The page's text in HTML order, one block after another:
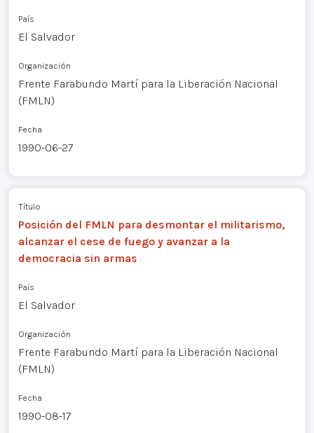
País
El Salvador
Organización
Frente Farabundo Martí para la Liberación Nacional
(FMLN)
Fecha
1990-06-27
Título
Posición del FMLN para desmontar el militarismo,
alcanzar el cese de fuego y avanzar a la
democracia sin armas
País
El Salvador
Organización
Frente Farabundo Martí para la Liberación Nacional
(FMLN)
Fecha
1990-08-17